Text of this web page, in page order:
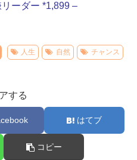
ーダー *1,899 –
人生 自然
チャンス
する
はてブ
コピー